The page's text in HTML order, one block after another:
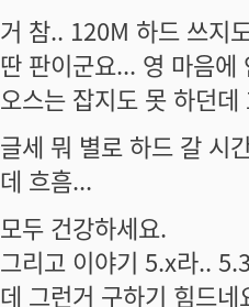
거 참.. 120M 하드 쓰지
딴 판이군요... 영 마음
오스는 잡지도 못 하던
글세 뭐 별로 하드 갈 시
데 흐흠...
모두 건강하세요.
그리고 이야기 5.x라..
데 그런거 구하기 힘드